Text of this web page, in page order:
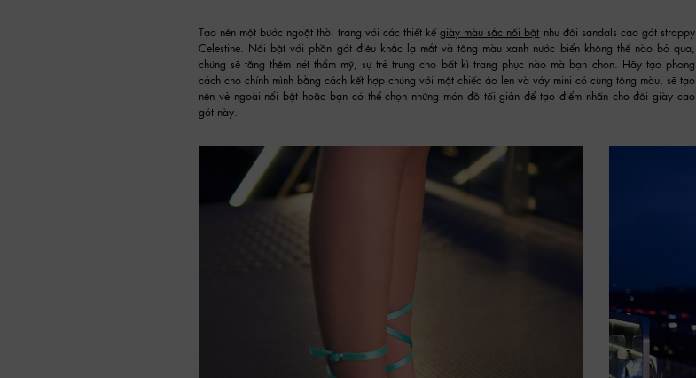
Tạo nên một bước ngoặt thời trang với các thiết kếgiày màu sắc nổi bật như đôi sandals cao gót strappy
Celestine. Nổi bật với phần gót điêu khắc lạ mắt và tông màu xanh nước biển không thể nào bỏ qua,
chúng sẽ tăng thêm nét thẩm mỹ, sự trẻ trung cho bất kì trang phục nào mà bạn chọn. Hãy tạo phong
cách cho chính mình bằng cách kết hợp chúng với một chiếc áo len và váy mini có cùng tông màu, sẽ tạo
nên vẻ ngoài nổi bật hoặc bạn có thể chọn những món đồ tối giản để tạo điểm nhấn cho đôi giày cao
gót này.